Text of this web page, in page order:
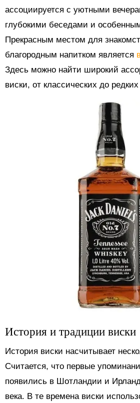
ассоциируется с уютными
глубокими беседами и
Прекрасным местом для
благородным напитком является
Здесь можно найти широкий
виски, от классических до
История и традиции виски
История виски насчитывает
Считается, что первые
появились в Шотландии и
века. В те времена виски